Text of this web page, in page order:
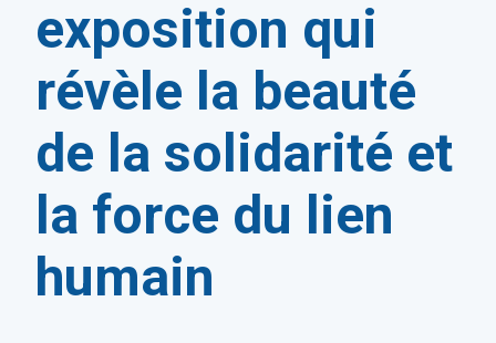
exposition qui
révèle la beauté
de la solidarité et
la force du lien
humain